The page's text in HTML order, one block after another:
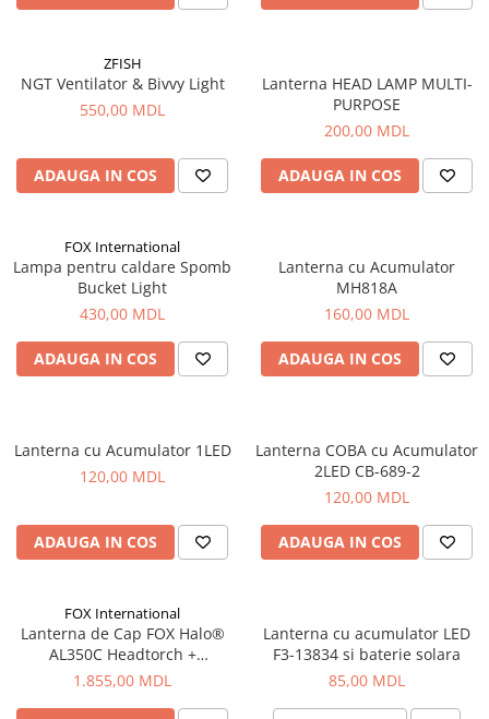
ZFISH
NGT Ventilator & Bivvy Light
550,00 MDL
ADAUGA IN COS
Lanterna HEAD LAMP MULTI-
PURPOSE
200,00 MDL
ADAUGA IN COS
FOX International
Lampa pentru caldare Spomb
Bucket Light
430,00 MDL
ADAUGA IN COS
Lanterna cu Acumulator
MH818A
160,00 MDL
ADAUGA IN COS
Lanterna cu Acumulator 1LED
120,00 MDL
ADAUGA IN COS
Lanterna COBA cu Acumulator
2LED CB-689-2
120,00 MDL
ADAUGA IN COS
FOX International
Lanterna de Cap FOX Halo®
AL350C Headtorch +
Acumulator, 350 Lumeni
1.855,00 MDL
Lanterna cu acumulator LED
F3-13834 si baterie solara
85,00 MDL